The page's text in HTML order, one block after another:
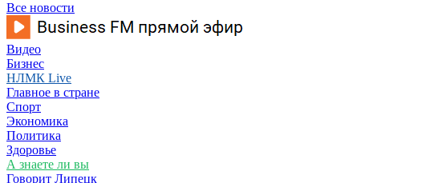
Все новости
Видео
Бизнес
НЛМК Live
Главное в стране
Спорт
Экономика
Политика
Здоровье
А знаете ли вы
Говорит Липецк